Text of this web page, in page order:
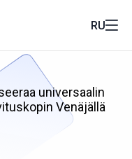
RU
universaalin
Venäjällä